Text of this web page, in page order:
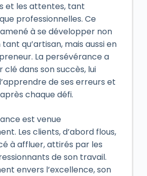
et les attentes, tant
professionnelles. Ce
à se développer non
qu’artisan, mais aussi en
La persévérance a
dans son succès, lui
de ses erreurs et
chaque défi.
est venue
Les clients, d’abord flous,
à affluer, attirés par les
de son travail.
envers l’excellence, son